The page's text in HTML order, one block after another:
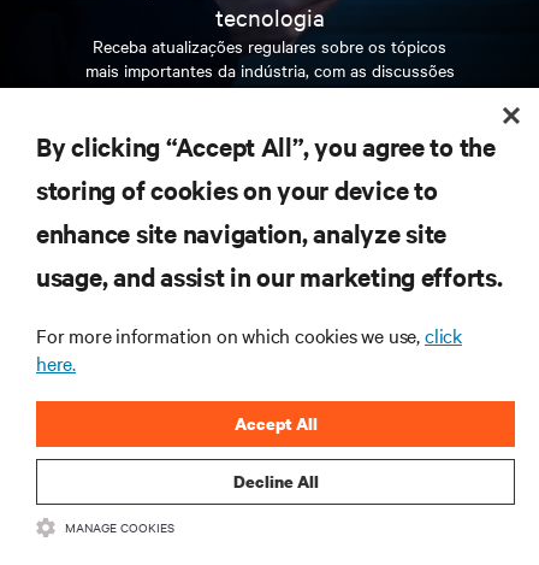
tecnologia
Receba atualizações regulares sobre os tópicos
mais importantes da indústria, com as discussões
mais recentes e insights de especialistas sobre
INSCREVA-SE AGORA
RECURSOS
SUPORTE
CORPORATIVO
By clicking “Accept All”, you agree to the
storing of cookies on your device to
enhance site navigation, analyze site
usage, and assist in our marketing efforts.
For more information on which cookies we use,click
here.
Decline All
Accept All
MANAGE COOKIES